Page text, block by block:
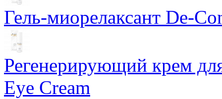
Гель-миорелаксант De-
Регенерирующий крем
Eye Cream